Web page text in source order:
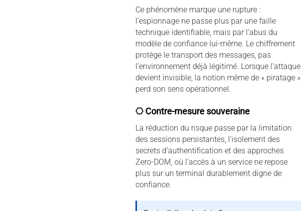
Ce phénomène marque une rupture :
l’espionnage ne passe plus par une faille
technique identifiable, mais par l’abus du
modèle de confiance lui-même. Le chiffrement
protège le transport des messages, pas
l’environnement déjà légitimé. Lorsque l’attaque
devient invisible, la notion même de « piratage »
perd son sens opérationnel.
⎔ Contre-mesure souveraine
La réduction du risque passe par la limitation
des sessions persistantes, l’isolement des
secrets d’authentification et des approches
Zero-DOM, où l’accès à un service ne repose
plus sur un terminal durablement digne de
confiance.